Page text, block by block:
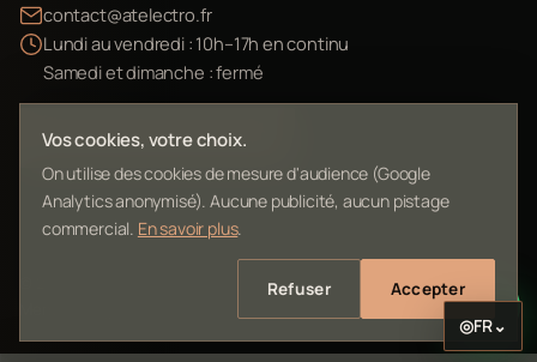
contact@atelectro.fr
Lundi au vendredi : 10h–17h en continu
Samedi et dimanche : fermé
Envoyer mon matériel
L'Atelier Electro Reims — SIRET 10261022700013
Vos cookies, votre choix.
On utilise des cookies de mesure d'audience (Google
Analytics anonymisé). Aucune publicité, aucun pistage
commercial. En savoir plus.
Refuser Accepter
◎FR⌄